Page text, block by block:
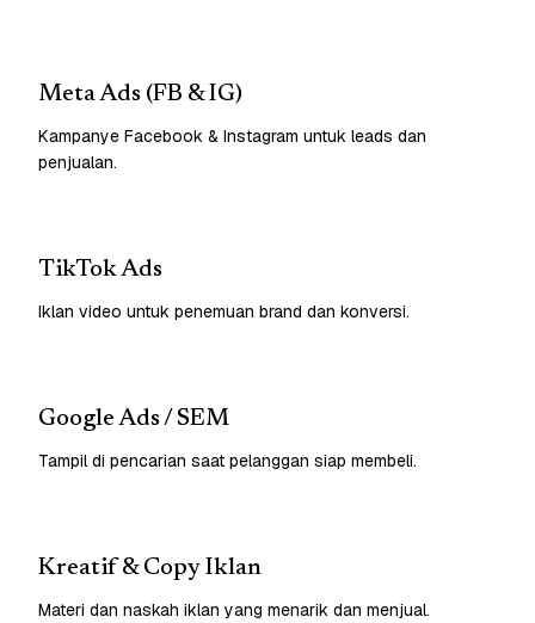
Meta Ads (FB & IG)
Kampanye Facebook & Instagram untuk leads dan
penjualan.
TikTok Ads
Iklan video untuk penemuan brand dan konversi.
Google Ads / SEM
Tampil di pencarian saat pelanggan siap membeli.
Kreatif & Copy Iklan
Materi dan naskah iklan yang menarik dan menjual.